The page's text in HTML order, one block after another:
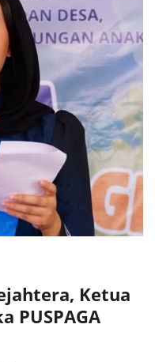
Ketua
PUSPAGA